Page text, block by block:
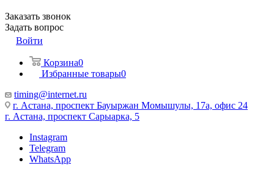
Заказать звонок
Задать вопрос
Войти
Корзина0
Избранные товары0
timing@internet.ru
г. Астана, проспект Бауыржан Момышулы, 17а, офис 24
г. Астана, проспект Сарыарка, 5
Instagram
Telegram
WhatsApp